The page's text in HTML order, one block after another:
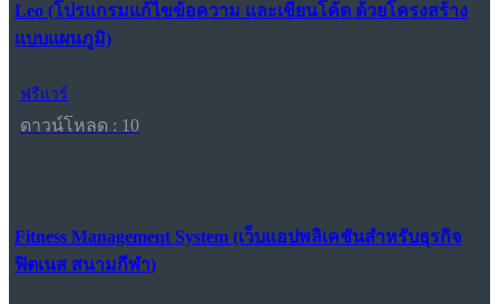
Leo (โปรแกรมแก้ไขข้อความ และเขียนโค้ด ด้วยโครงสร้าง
แบบแผนภูมิ)
ฟรีแวร์
ดาวน์โหลด : 10
Fitness Management System (เว็บแอปพลิเคชันสำหรับธุรกิจ
ฟิตเนส สนามกีฬา)